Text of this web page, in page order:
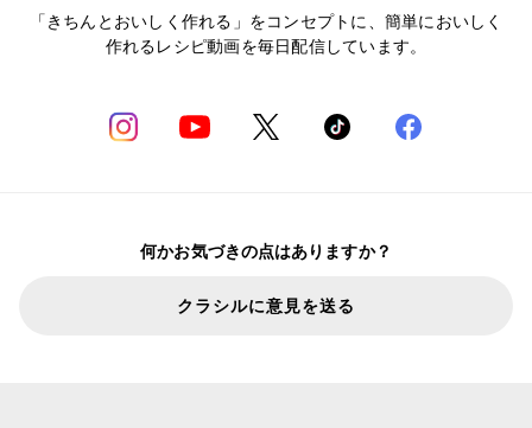
「きちんとおいしく作れる」をコンセプトに、簡単においしく
作れるレシピ動画を毎日配信しています。
何かお気づきの点はありますか？
クラシルに意見を送る